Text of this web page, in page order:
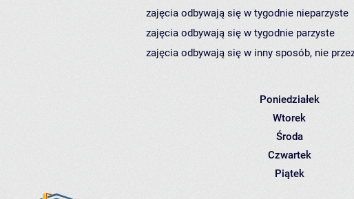
zajęcia odbywają się w tygodnie nieparzyste
zajęcia odbywają się w tygodnie parzyste
zajęcia odbywają się w inny sposób, nie
Poniedziałek
Wtorek
Środa
Czwartek
Piątek